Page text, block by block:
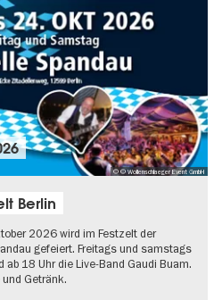
© © Wollenschlaeger Event GmbH
Berlin
2026 wird im Festzelt der
gefeiert. Freitags und samstags
ab 18 Uhr die Live-Band Gaudi Buam.
Getränk.